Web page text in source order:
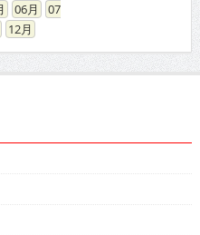
06
07
12